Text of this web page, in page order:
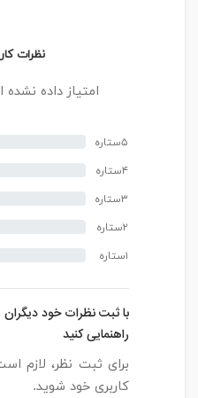
نظرات
امتیاز داده
۵ستاره
۴ستاره
۳ستاره
۲ستاره
۱ستاره
با ثبت نظرات خود دیگران
راهنمایی کنید
برای ثبت نظر، لازم
کاربری خود شوید.